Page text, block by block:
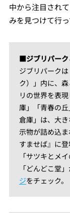
中から注目され
みを見つけて行
■ジブリパーク
ジブリパーク
ク）」内に、
リの世界を表
庫」「青春の
倉庫」は、大
示物が詰め込
すませば』に
「サツキとメ
「どんどこ堂
ジをチェック。